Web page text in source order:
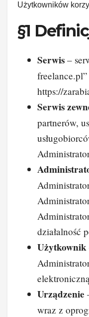
Użytkowników
§1
Serwis –
https://
Serwis
partnerów,
działalność
Użytkownik
Urządzenie
wraz z